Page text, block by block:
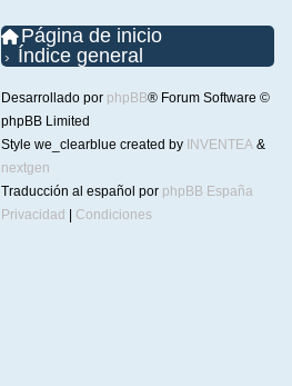
Página de inicio
Índice general
Desarrollado por phpBB® Forum Software ©
phpBB Limited
Style we_clearblue created by INVENTEA &
nextgen
Traducción al español por phpBB España
Privacidad
Condiciones